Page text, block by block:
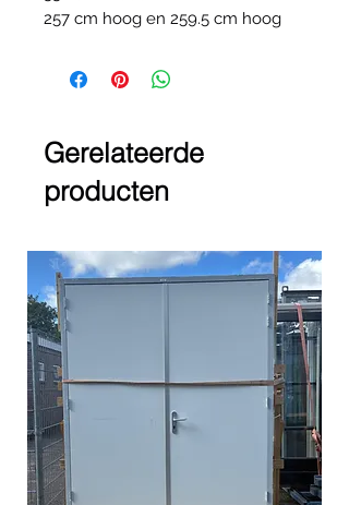
257 cm hoog en 259.5 cm hoog
Gerelateerde
producten